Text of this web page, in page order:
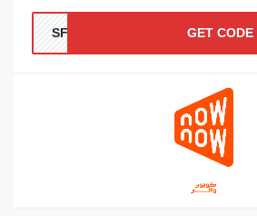
GET CODE